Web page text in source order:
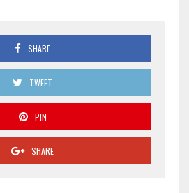
SHARE
TWEET
PIN
SHARE